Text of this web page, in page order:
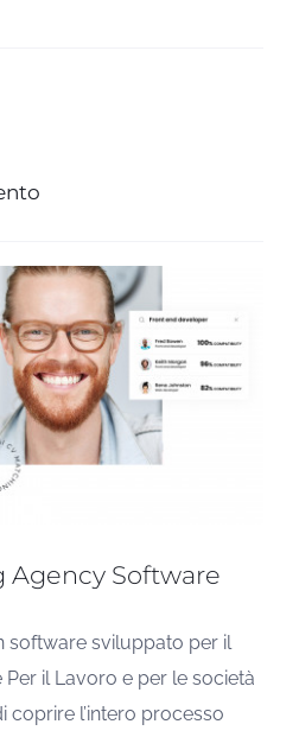
Agency Software
software sviluppato per il
il Lavoro e per le società
coprire l’intero processo